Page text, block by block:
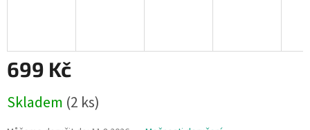
699 Kč
cena:
Skladem (2 ks)